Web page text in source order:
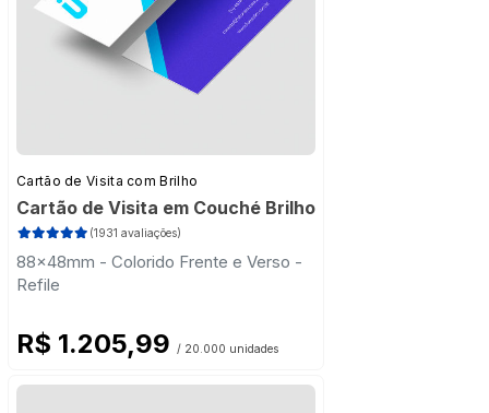
Cartão de Visita com Brilho
Cartão de Visita em Couché Brilho
(1931 avaliações)
88x48mm - Colorido Frente e Verso -
Refile
R$ 1.205,99 / 20.000 unidades